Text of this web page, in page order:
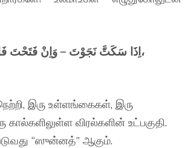
اِذَا سَكَتَّ نَجَوْتَ – وَاِنْ فَتَحْتَ فَاكَ قُتِلْتَ،
நெற்றி, இரு உள்ளங்கைகள், இரு
கால்களிலுள்ள விரல்களின் உட்பகுதி.
“ஸுன்னத்” ஆகும்.